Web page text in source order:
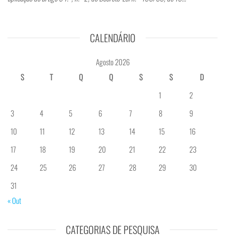
CALENDÁRIO
Agosto 2026
S
T Q Q S S
D
1
2
3
4 5 6 7 8
9
10
11 12 13 14 15
16
17
18 19 20 21 22
23
24
25 26 27 28 29
30
31
« Out
CATEGORIAS DE PESQUISA